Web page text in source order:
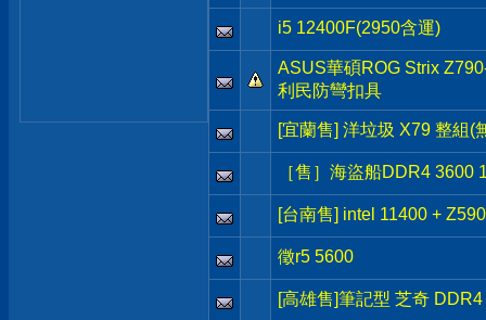
i5 12400F(2950含運)
ASUS華碩ROG Strix
利民防彎扣具
[宜蘭售] 洋垃圾 X79 整組(
［售］海盜船DDR4 3600
[台南售] intel 11400 +
徵r5 5600
[高雄售]筆記型 芝奇